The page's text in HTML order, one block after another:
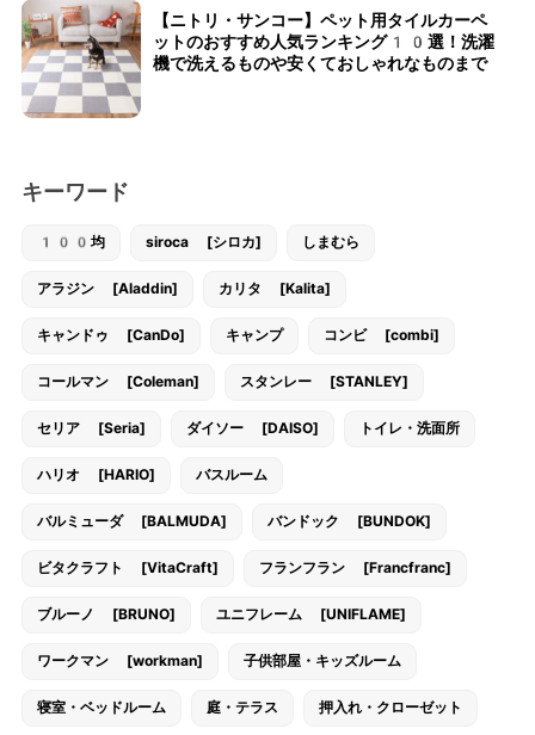
【ニトリ・サンコー】ペット用タイルカーペ
ットのおすすめ人気ランキング10選！洗濯
機で洗えるものや安くておしゃれなものまで
キーワード
100均 siroca [シロカ] しまむら
アラジン [Aladdin] カリタ [Kalita]
キャンドゥ [CanDo] キャンプ コンビ [combi]
コールマン [Coleman] スタンレー [STANLEY]
セリア [Seria] ダイソー [DAISO] トイレ・洗面所
ハリオ [HARIO] バスルーム
バルミューダ [BALMUDA] バンドック [BUNDOK]
ビタクラフト [VitaCraft] フランフラン [Francfranc]
ブルーノ [BRUNO] ユニフレーム [UNIFLAME]
ワークマン [workman] 子供部屋・キッズルーム
寝室・ベッドルーム 庭・テラス 押入れ・クローゼット